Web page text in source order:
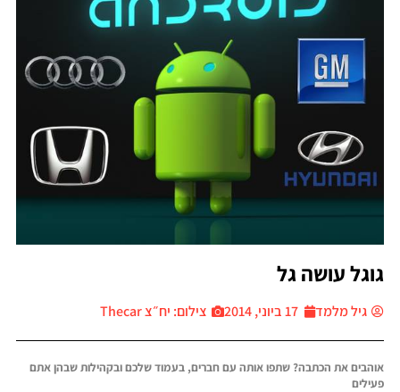
גוגל עושה גל
גיל מלמד 17 ביוני, 2014 צילום: יח״צ Thecar
אוהבים את הכתבה? שתפו אותה עם חברים, בעמוד שלכם ובקהילות שבהן אתם
פעילים